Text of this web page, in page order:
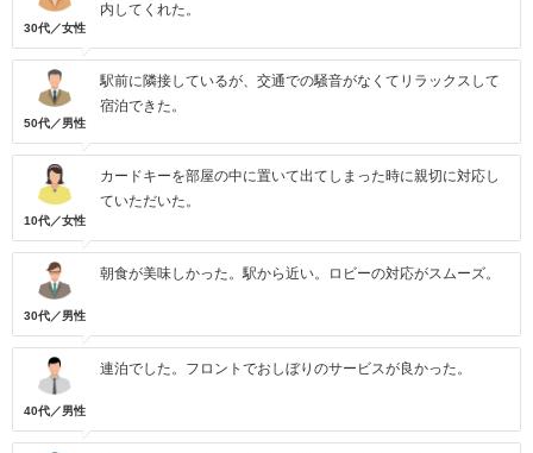
30代／女性
内してくれた。
50代／男性
駅前に隣接しているが、交通での騒音がなくてリラックスして
宿泊できた。
10代／女性
カードキーを部屋の中に置いて出てしまった時に親切に対応し
ていただいた。
30代／男性
朝食が美味しかった。駅から近い。ロビーの対応がスムーズ。
40代／男性
連泊でした。フロントでおしぼりのサービスが良かった。